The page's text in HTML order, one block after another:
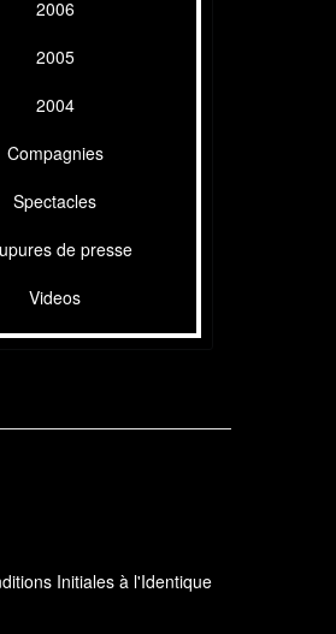
2006
2005
2004
Compagnies
Spectacles
de presse
Videos
Initiales à l'Identique